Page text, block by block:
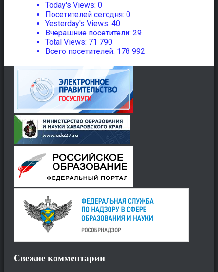
Today's Views: 0
Посетителей сегодня: 0
Yesterday's Views: 40
Вчерашние посетители: 29
Total Views: 71 790
Всего посетителей: 178 992
Свежие комментарии